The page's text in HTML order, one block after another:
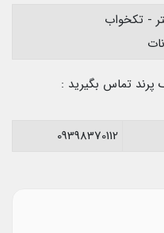
پرند تماس بگیرید :
09398370112